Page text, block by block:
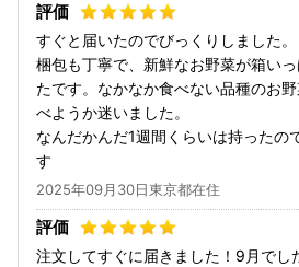
すぐと届いたのでびっくりしました。
梱包も丁寧で、新鮮なお野菜が箱い
たです。なかなか食べない品種のお
べようか迷いました。
なんだかんだ1週間くらいは持ったの
す
2025年09月30日東京都在住
注文してすぐに届きました！9月でし